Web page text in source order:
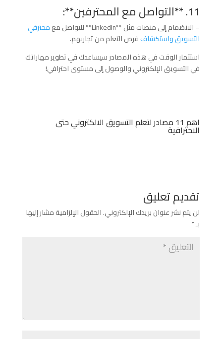
11. **التواصل مع المحترفين**:
– الانضمام إلى منصات مثل **LinkedIn** للتواصل مع
محترفي
التسويق واستكشاففرص التعلم من تجاربهم.
استثمار الوقت في هذه المصادر سيساعدك في تطوير مهاراتك
في التسويق الإلكتروني والوصول إلى مستوى احترافي!
اهم 11 مصادر لتعلم التسويق الالكتروني حتى
الاحترافية
تقديم تعليق
لن يتم نشر عنوان بريدك الإلكتروني.الحقول الإلزامية مشار إليها
بـ*